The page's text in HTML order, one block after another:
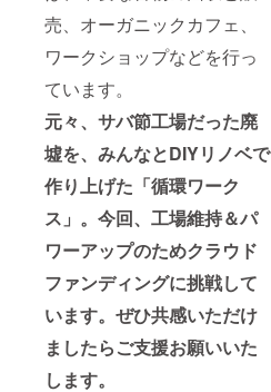
売、オーガニックカフェ、
ワークショップなどを行っ
ています。
元々、サバ節工場だった廃
墟を、みんなとDIYリノベで
作り上げた「循環ワーク
ス」。今回、工場維持＆パ
ワーアップのためクラウド
ファンディングに挑戦して
います。ぜひ共感いただけ
ましたらご支援お願いいた
します。